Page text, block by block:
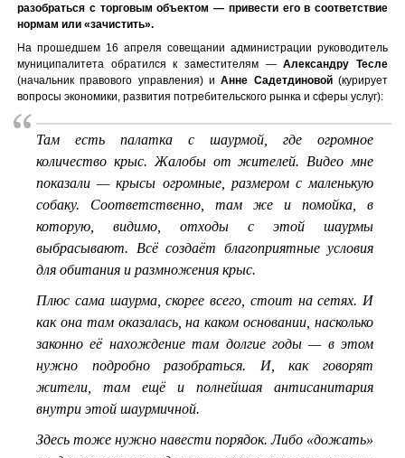
разобраться с торговым объектом — привести его в соответствие
нормам или «зачистить».
На прошедшем 16 апреля совещании администрации руководитель
муниципалитета обратился к заместителям —Александру Тесле
(начальник правового управления) иАнне Садетдиновой(курирует
вопросы экономики, развития потребительского рынка и сферы услуг):
Там есть палатка с шаурмой, где огромное
количество крыс. Жалобы от жителей. Видео мне
показали — крысы огромные, размером с маленькую
собаку. Соответственно, там же и помойка, в
которую, видимо, отходы с этой шаурмы
выбрасывают. Всё создаёт благоприятные условия
для обитания и размножения крыс.
Плюс сама шаурма, скорее всего, стоит на сетях. И
как она там оказалась, на каком основании, насколько
законно её нахождение там долгие годы — в этом
нужно подробно разобраться. И, как говорят
жители, там ещё и полнейшая антисанитария
внутри этой шаурмичной.
Здесь тоже нужно навести порядок. Либо «дожать»